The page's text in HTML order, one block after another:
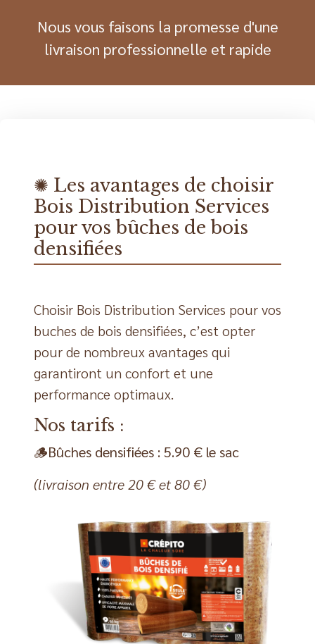
Nous vous faisons la promesse d'une
livraison professionnelle et rapide
✺ Les avantages de choisir
Bois Distribution Services
pour vos bûches de bois
densifiées
Choisir Bois Distribution Services pour vos
buches de bois densifiées, c’est opter
pour de nombreux avantages qui
garantiront un confort et une
performance optimaux.
Nos tarifs :
🪵Bûches densifiées : 5.90 € le sac
(livraison entre 20 € et 80 €)